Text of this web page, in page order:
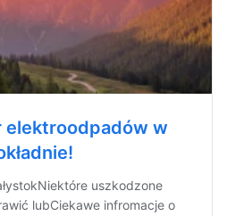
w
uszkodzone
lubCiekawe infromacje o